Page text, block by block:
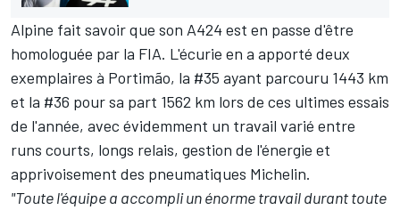
Alpine fait savoir que son A424 est en passe d'être
homologuée par la FIA. L'écurie en a apporté deux
exemplaires à Portimão, la #35 ayant parcouru 1443 km
et la #36 pour sa part 1562 km lors de ces ultimes essais
de l'année, avec évidemment un travail varié entre
runs courts, longs relais, gestion de l'énergie et
apprivoisement des pneumatiques Michelin.
"Toute l'équipe a accompli un énorme travail durant toute